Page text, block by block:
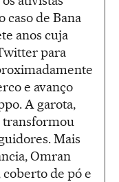
caso de Bana
anos cuja
para
e avanço
A garota,
transformou
Mais
Omran
de pó e